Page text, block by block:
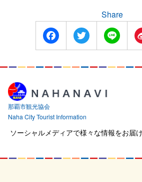
Share
FacebookTwitter Line
那覇市観光協会
Naha City Tourist Information
ソーシャルメディアで様々な情報をお届